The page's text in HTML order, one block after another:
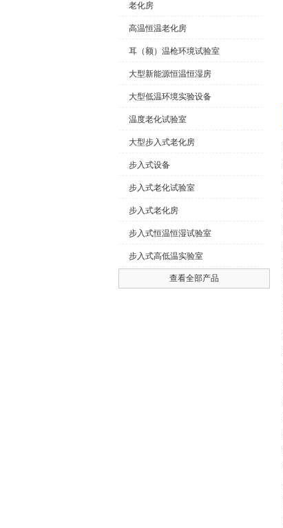
老化房
高温恒温老化房
耳（额）温枪环境试验室
大型新能源恒温恒湿房
大型低温环境实验设备
温度老化试验室
大型步入式老化房
步入式设备
步入式老化试验室
步入式老化房
步入式恒温恒湿试验室
步入式高低温实验室
查看全部产品